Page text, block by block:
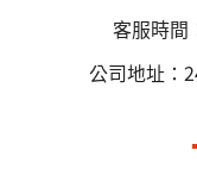
客服時間
公司地址：